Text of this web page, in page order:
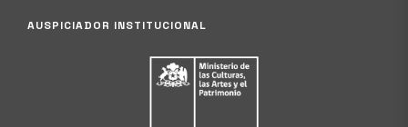
AUSPICIADOR INSTITUCIONAL